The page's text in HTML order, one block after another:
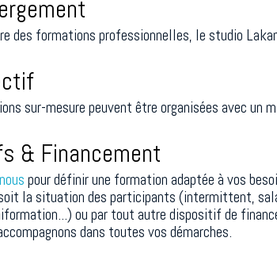
des formations professionnelles, le studio
sur-mesure peuvent être organisées avec un
& Financement
pour définir une formation adaptée à vos
la situation des participants (intermittent,
ou par tout autre dispositif de
dans toutes vos démarches.